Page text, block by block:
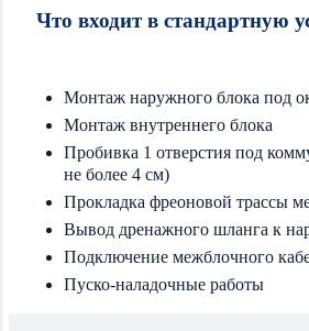
Что входит в стандартную
Монтаж наружного блока под
Монтаж внутреннего блока
Пробивка 1 отверстия под
не более 4 см)
Прокладка фреоновой трассы
Вывод дренажного шланга к
Подключение межблочного
Пуско-наладочные работы